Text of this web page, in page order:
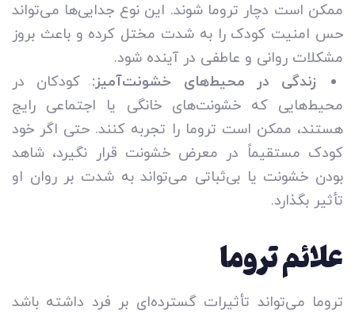
ممکن است دچار تروما شوند. این نوع جدایی‌ها می‌تواند
حس امنیت کودک را به شدت مختل کرده و باعث بروز
مشکلات روانی و عاطفی در آینده شود.
زندگی در محیط‌های خشونت‌آمیز: کودکان در
محیط‌هایی که خشونت‌های خانگی یا اجتماعی رایج
هستند، ممکن است تروما را تجربه کنند. حتی اگر خود
کودک مستقیماً در معرض خشونت قرار نگیرد، شاهد
بودن خشونت یا بی‌ثباتی می‌تواند به شدت بر روان او
تأثیر بگذارد.
علائم تروما
تروما می‌تواند تأثیرات گسترده‌ای بر فرد داشته باشد